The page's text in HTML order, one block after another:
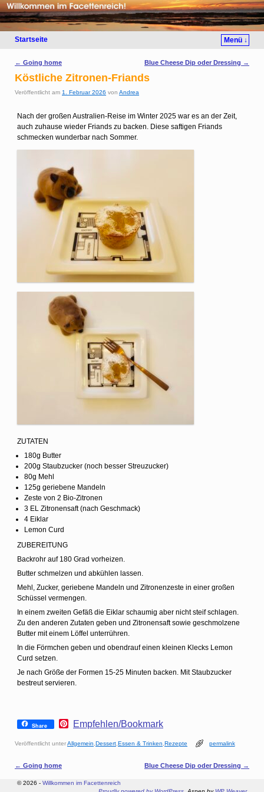
Startseite Menü ↓
Artikelnavigation
← Going home Blue Cheese Dip oder Dressing →
Köstliche Zitronen-Friands
Veröffentlicht am 1. Februar 2026 von Andrea
Nach der großen Australien-Reise im Winter 2025 war es an der Zeit,
auch zuhause wieder Friands zu backen. Diese saftigen Friands
schmecken wunderbar nach Sommer.
ZUTATEN
180g Butter
200g Staubzucker (noch besser Streuzucker)
80g Mehl
125g geriebene Mandeln
Zeste von 2 Bio-Zitronen
3 EL Zitronensaft (nach Geschmack)
4 Eiklar
Lemon Curd
ZUBEREITUNG
Backrohr auf 180 Grad vorheizen.
Butter schmelzen und abkühlen lassen.
Mehl, Zucker, geriebene Mandeln und Zitronenzeste in einer großen
Schüssel vermengen.
In einem zweiten Gefäß die Eiklar schaumig aber nicht steif schlagen.
Zu den anderen Zutaten geben und Zitronensaft sowie geschmolzene
Butter mit einem Löffel unterrühren.
In die Förmchen geben und obendrauf einen kleinen Klecks Lemon
Curd setzen.
Je nach Größe der Formen 15-25 Minuten backen. Mit Staubzucker
bestreut servieren.
Share
P
n
e
Empfehlen/Bookmark
Veröffentlicht unterAllgemein Dessert Essen & Trinken Rezepte permalink
Artikelnavigation
← Going home Blue Cheese Dip oder Dressing →
© 2026 - Willkommen im Facettenreich